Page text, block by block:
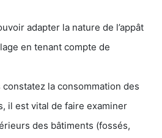
adapter la nature de l’appât
en tenant compte de
la consommation des
il est vital de faire examiner
des bâtiments (fossés,